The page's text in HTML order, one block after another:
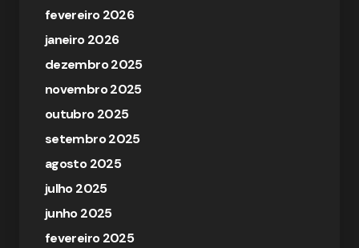
fevereiro 2026
janeiro 2026
dezembro 2025
novembro 2025
outubro 2025
setembro 2025
agosto 2025
julho 2025
junho 2025
fevereiro 2025